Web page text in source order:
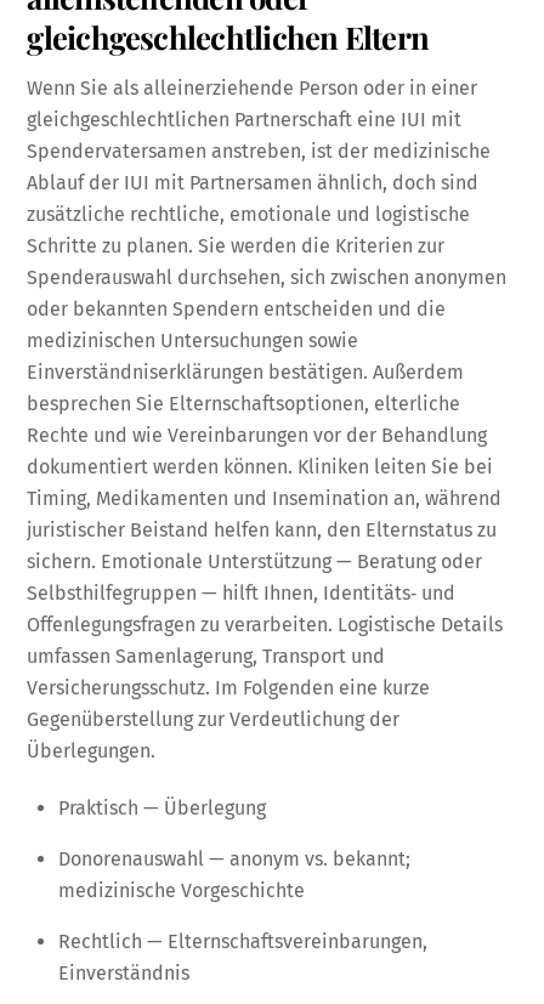
gleichgeschlechtlichen Eltern
Wenn Sie als alleinerziehende Person oder in einer
gleichgeschlechtlichen Partnerschaft eine IUI mit
Spendervatersamen anstreben, ist der medizinische
Ablauf der IUI mit Partnersamen ähnlich, doch sind
zusätzliche rechtliche, emotionale und logistische
Schritte zu planen. Sie werden die Kriterien zur
Spenderauswahl durchsehen, sich zwischen anonymen
oder bekannten Spendern entscheiden und die
medizinischen Untersuchungen sowie
Einverständniserklärungen bestätigen. Außerdem
besprechen Sie Elternschaftsoptionen, elterliche
Rechte und wie Vereinbarungen vor der Behandlung
dokumentiert werden können. Kliniken leiten Sie bei
Timing, Medikamenten und Insemination an, während
juristischer Beistand helfen kann, den Elternstatus zu
sichern. Emotionale Unterstützung — Beratung oder
Selbsthilfegruppen — hilft Ihnen, Identitäts‑ und
Offenlegungsfragen zu verarbeiten. Logistische Details
umfassen Samenlagerung, Transport und
Versicherungsschutz. Im Folgenden eine kurze
Gegenüberstellung zur Verdeutlichung der
Überlegungen.
Praktisch — Überlegung
Donorenauswahl — anonym vs. bekannt;
medizinische Vorgeschichte
Rechtlich — Elternschaftsvereinbarungen,
Einverständnis